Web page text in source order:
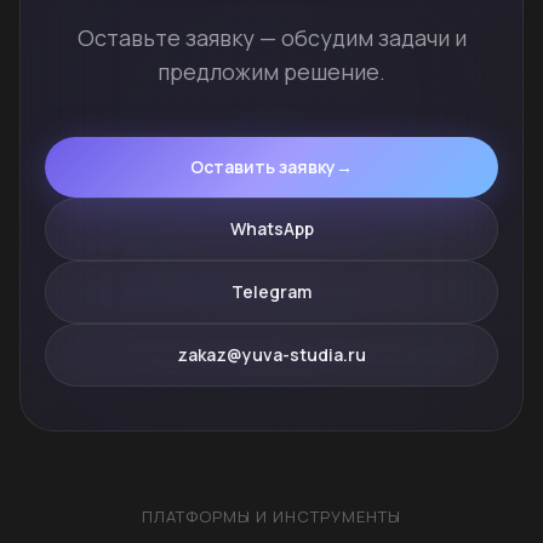
Оставьте заявку — обсудим задачи и
предложим решение.
Оставить заявку →
WhatsApp
Telegram
zakaz@yuva-studia.ru
ПЛАТФОРМЫ И ИНСТРУМЕНТЫ